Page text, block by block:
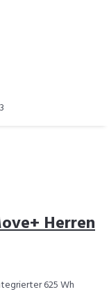
Herren
625 Wh